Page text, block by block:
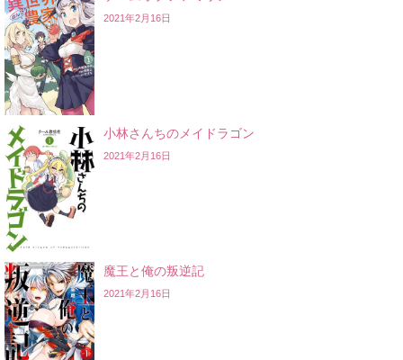
2021年2月16日
小林さんちのメイドラゴン
2021年2月16日
魔王と俺の叛逆記
2021年2月16日